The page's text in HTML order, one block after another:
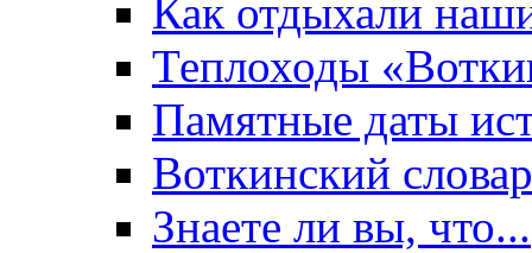
Как отдыхали
Теплоходы
Памятные даты
Воткинский
Знаете ли вы, что...